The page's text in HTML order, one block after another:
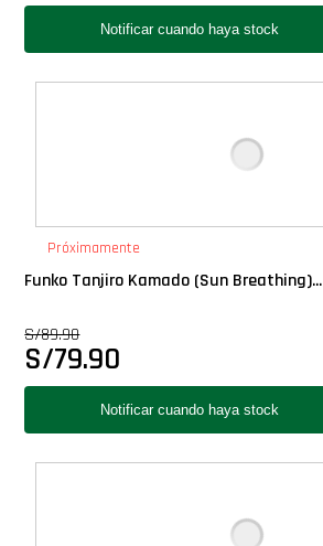
Próximamente
Funko Tanjiro Kamado (Sun Breathing)...
S/89.90
S/79.90